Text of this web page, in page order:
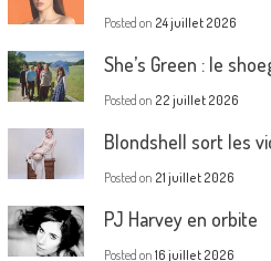
Posted on 24 juillet 2026
She’s Green : le
Posted on 22 juillet 2026
Blondshell sort les
Posted on 21 juillet 2026
PJ Harvey en orbite
Posted on 16 juillet 2026